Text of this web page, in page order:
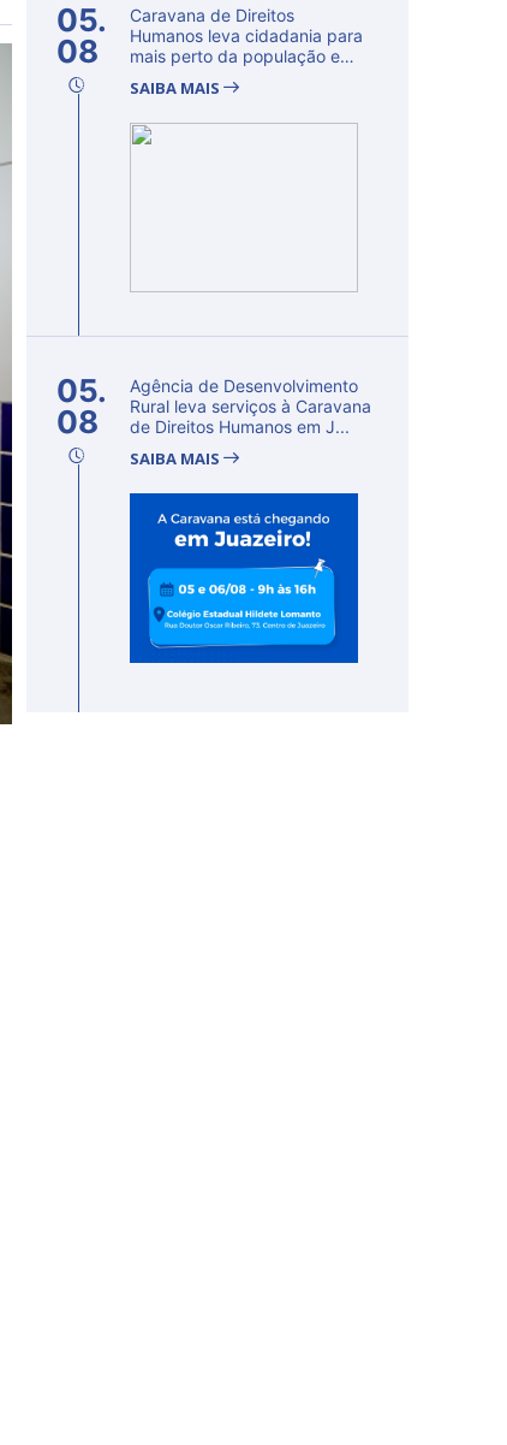
05.
08
Caravana de Direitos
Humanos leva cidadania para
mais perto da população e
SAIBA MAIS
05.
08
Agência de Desenvolvimento
Rural leva serviços à Caravana
de Direitos Humanos em J...
SAIBA MAIS